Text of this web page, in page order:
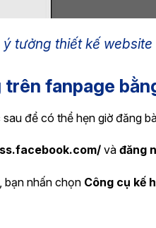
ý tưởng thiết kế
fanpage
để có thể hẹn giờ đăng
và đăng
bạn nhấn chọn Công cụ kế